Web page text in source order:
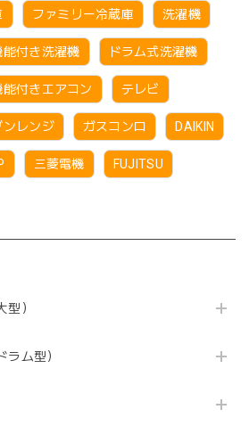
ファミリー冷蔵庫 洗濯機
能付き洗濯機 ドラム式洗濯機
付きエアコン テレビ
ンレンジ ガスコンロ DAIKIN
三菱電機 FUJITSU
）
ム型）